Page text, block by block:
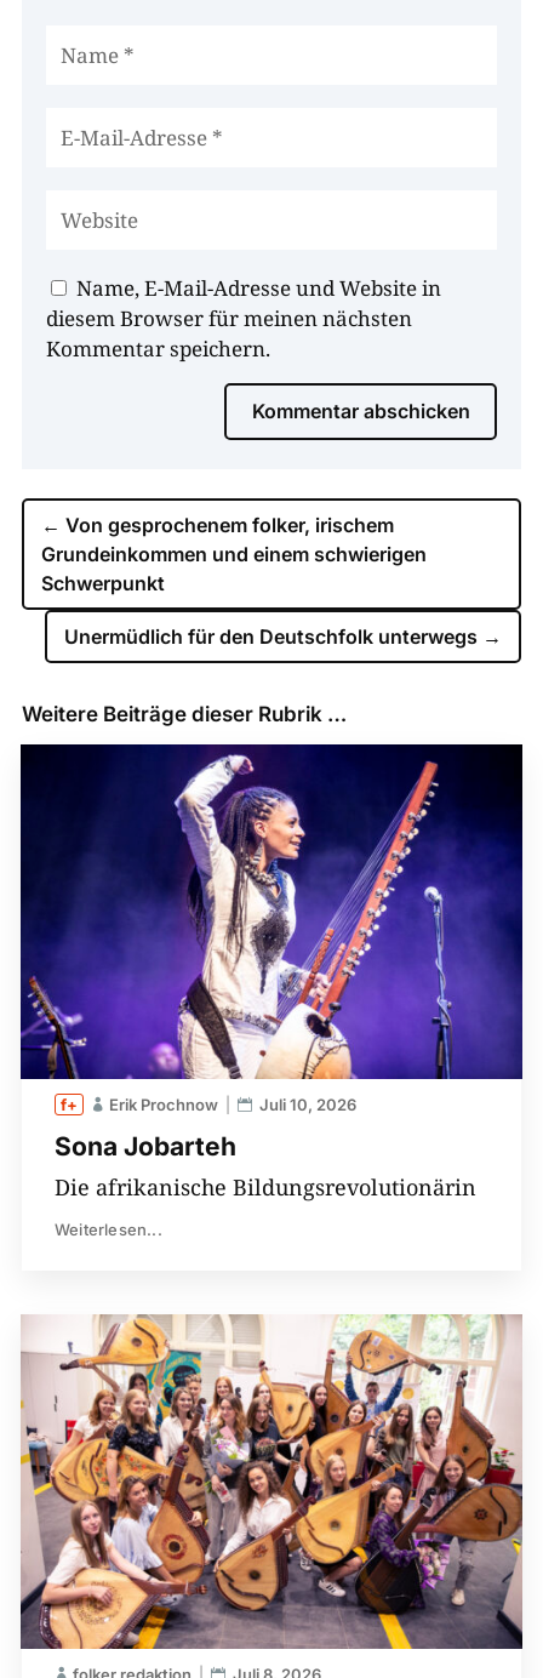
Name, E-Mail-Adresse und Website in
diesem Browser für meinen nächsten
Kommentar speichern.
Kommentar abschicken
← Von gesprochenem folker, irischem
Grundeinkommen und einem schwierigen
Schwerpunkt
Unermüdlich für den Deutschfolk unterwegs →
Weitere Beiträge dieser Rubrik …
Sona Jobarteh
Erik Prochnow Juli 10, 2026
Die afrikanische Bildungsrevolutionärin
Weiterlesen...
folker redaktion Juli 8, 2026